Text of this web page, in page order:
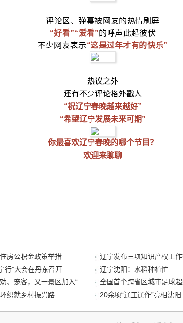
评论区、弹幕被网友的热情刷屏
“好看”“爱看”的呼声此起彼伏
不少网友表示“这是过年才有的快乐”
热议之外
还有不少评论格外戳人
“祝辽宁春晚越来越好”
“希望辽宁发展未来可期”
你最喜欢辽宁春晚的哪个节目？
欢迎来聊聊
房公积金政策举措
辽宁发布三项知识产权工作
行”大会在丹东召开
辽宁沈阳：水稻种植忙
织就乡村振兴路
20余项“辽工辽作”亮相沈